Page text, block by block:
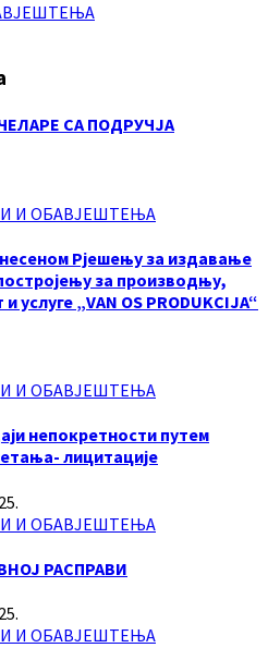
СА ПОДРУЧЈА
И ОБАВЈЕШТЕЊА
Рјешењу за издавање
за производњу,
услуге „VAN OS PRODUKCIJA“
И ОБАВЈЕШТЕЊА
непокретности путем
лицитације
И ОБАВЈЕШТЕЊА
РАСПРАВИ
И ОБАВЈЕШТЕЊА